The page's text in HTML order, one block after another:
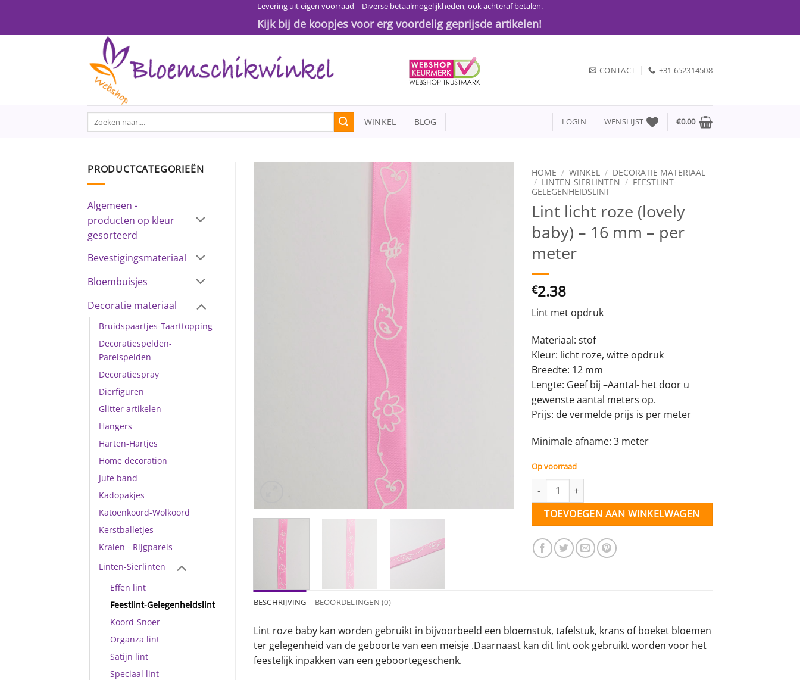
inhoud
Levering uit eigen voorraad | Diverse betaalmogelijkheden, ook achteraf betalen.
Kijk bij de koopjes voor erg voordelig geprijsde artikelen!
CONTACT +31 652314508
Zoeken
naar:
WINKEL BLOG LOGIN WENSLIJST €0.00
PRODUCTCATEGORIEËN
Algemeen -
producten op kleur
gesorteerd
Bevestigingsmateriaal
Bloembuisjes
Decoratie materiaal
Bruidspaartjes-Taarttopping
Decoratiespelden-
Parelspelden
Decoratiespray
Dierfiguren
Glitter artikelen
Hangers
Harten-Hartjes
Home decoration
Jute band
Kadopakjes
Katoenkoord-Wolkoord
Kerstballetjes
Kralen - Rijgparels
Linten-Sierlinten
Effen lint
Feestlint-Gelegenheidslint
Koord-Snoer
Organza lint
Satijn lint
Speciaal lint
HOME / WINKEL / DECORATIE MATERIAAL
/ LINTEN-SIERLINTEN / FEESTLINT-
GELEGENHEIDSLINT
Lint licht roze (lovely
baby) – 16 mm – per
meter
€2.38
Lint met opdruk
Materiaal: stof
Kleur: licht roze, witte opdruk
Breedte: 12 mm
Lengte: Geef bij –Aantal- het door u
gewenste aantal meters op.
Prijs: de vermelde prijs is per meter
Minimale afname: 3 meter
Op voorraad
Lint licht roze (lovely baby) - 16 mm - per meter aantal
TOEVOEGEN AAN WINKELWAGEN
BESCHRIJVING BEOORDELINGEN (0)
Lint roze baby kan worden gebruikt in bijvoorbeeld een bloemstuk, tafelstuk, krans of boeket bloemen
ter gelegenheid van de geboorte van een meisje .Daarnaast kan dit lint ook gebruikt worden voor het
feestelijk inpakken van een geboortegeschenk.